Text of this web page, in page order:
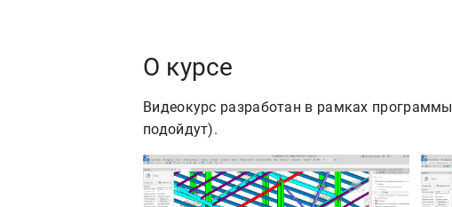
О курсе
Видеокурс разработан в рамках программы
подойдут).